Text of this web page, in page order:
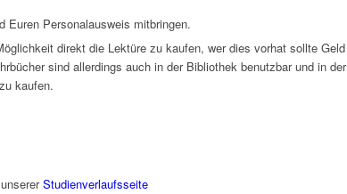
Euren Personalausweis mitbringen.
direkt die Lektüre zu kaufen, wer dies vorhat sollte
sind allerdings auch in der Bibliothek benutzbar und in
kaufen.
Studienverlaufsseite